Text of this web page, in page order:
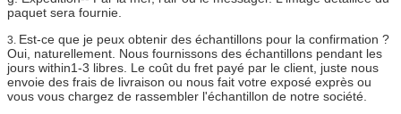
paquet sera fournie.
3. Est-ce que je peux obtenir des échantillons pour la confirmation ?
Oui, naturellement. Nous fournissons des échantillons pendant les
jours within1-3 libres. Le coût du fret payé par le client, juste nous
envoie des frais de livraison ou nous fait votre exposé exprès ou
vous vous chargez de rassembler l'échantillon de notre société.